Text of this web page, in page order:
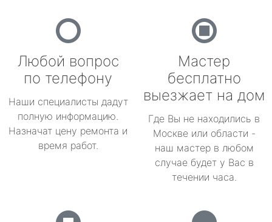
Любой вопрос
по телефону
Наши специалисты дадут
полную информацию.
Назначат цену ремонта и
время работ.
Мастер
бесплатно
выезжает на дом
Где Вы не находились в
Москве или области -
наш мастер в любом
случае будет у Вас в
течении часа.